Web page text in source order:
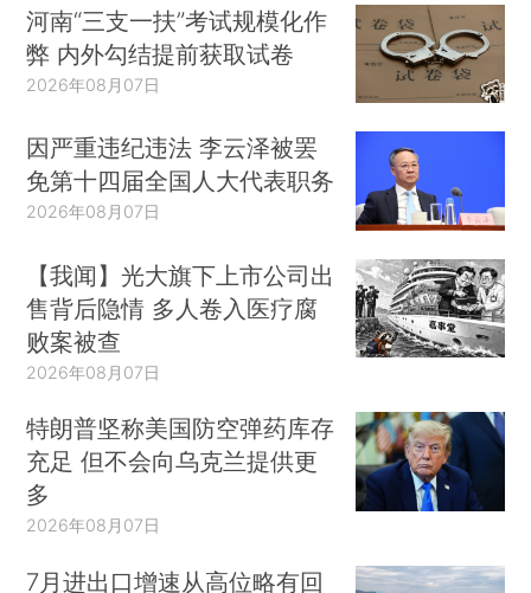
河南“三支一扶”考试规模化作
弊 内外勾结提前获取试卷
2026年08月07日
因严重违纪违法 李云泽被罢
免第十四届全国人大代表职务
2026年08月07日
【我闻】光大旗下上市公司出
售背后隐情 多人卷入医疗腐
败案被查
2026年08月07日
特朗普坚称美国防空弹药库存
充足 但不会向乌克兰提供更
多
2026年08月07日
7月进出口增速从高位略有回